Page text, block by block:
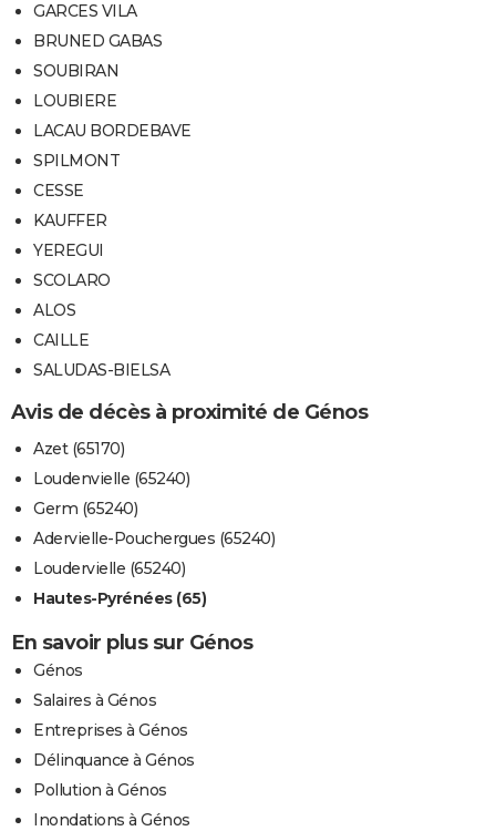
GARCES VILA
BRUNED GABAS
SOUBIRAN
LOUBIERE
LACAU BORDEBAVE
SPILMONT
CESSE
KAUFFER
YEREGUI
SCOLARO
ALOS
CAILLE
SALUDAS-BIELSA
Avis de décès à proximité de Génos
Azet (65170)
Loudenvielle (65240)
Germ (65240)
Adervielle-Pouchergues (65240)
Loudervielle (65240)
Hautes-Pyrénées (65)
En savoir plus sur Génos
Génos
Salaires à Génos
Entreprises à Génos
Délinquance à Génos
Pollution à Génos
Inondations à Génos